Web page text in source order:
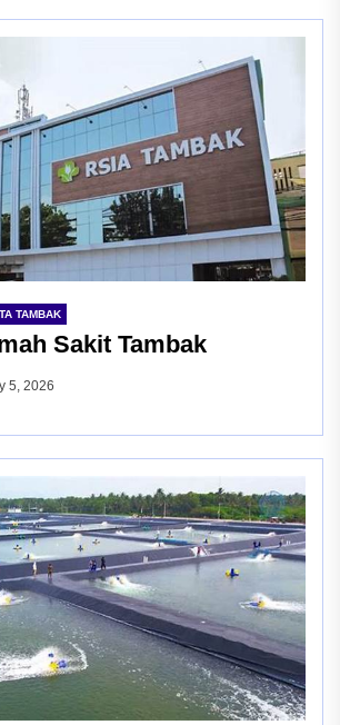
TAMBAK
Sakit Tambak
5, 2026